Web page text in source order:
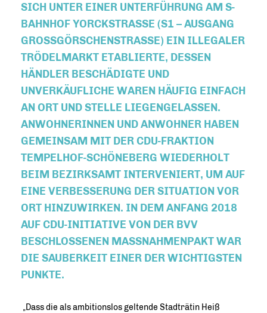
UNTER EINER UNTERFÜHRUNG AM S-BAHN
HOF YORCKSTRASSE (S1 – AUSGANG GROSSG
ÖRSCHENSTRASSE) EIN ILLEGALER TRÖDELM
ARKT ETABLIERTE, DESSEN HÄNDLER
BESCHÄDIGTE UND UNVERKÄ
UFLICHE WAREN HÄUFIG EINFACH AN ORT UN
D STELLE LIEGENGELASSEN. ANWOHNERI
NNEN UND ANWOHNER HABEN GEMEINSAM
MIT DER CDU-FRAKTION TEMPELHOF
-SCHÖNEBERG WIEDERHOLT BEIM BEZI
RKSAMT INTERVENIERT, UM AUF EINE VERB
ESSERUNG DER SITUATION VOR ORT HINZU
WIRKEN. IN DEM ANFANG 2018 AUF CDU-I
NITIATIVE VON DER BVV BESCHLOSS
ENEN MASSNAHMENPAKT WAR DIE SAUBER
KEIT EINER DER WICHTIGSTEN PUNKTE.
Dass die als ambitionslos geltende Stadträtin Heiß